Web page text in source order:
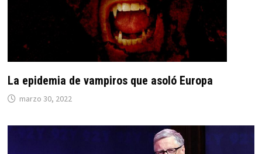
La epidemia de vampiros que asoló Europa
marzo 30, 2022